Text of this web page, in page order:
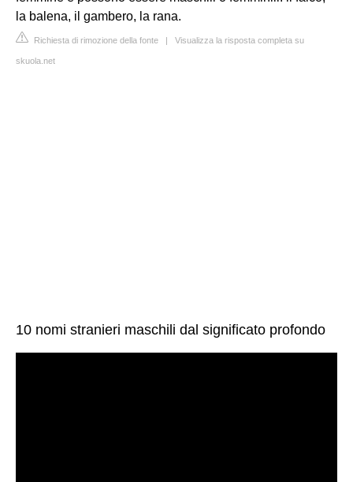
la balena, il gambero, la rana.
Richiesta di rimozione della fonte | Visualizza la risposta completa su
skuola.net
10 nomi stranieri maschili dal significato profondo